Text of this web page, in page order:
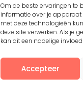
Om de beste ervaringen te
informatie over je
met deze technologieën
deze site verwerken. Als je
kan dit een nadelige
Accepteer